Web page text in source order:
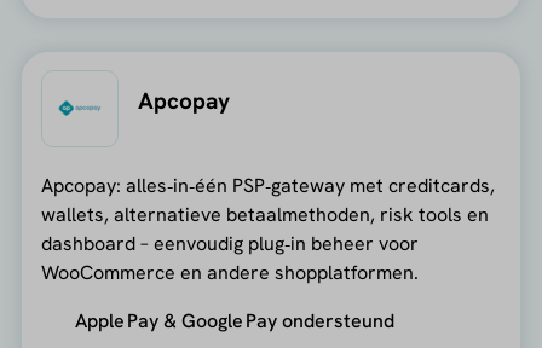
Apcopay
Apcopay: alles‑in‑één PSP‑gateway met creditcards,
wallets, alternatieve betaalmethoden, risk tools en
dashboard – eenvoudig plug‑in beheer voor
WooCommerce en andere shopplatformen.
Apple Pay & Google Pay ondersteund